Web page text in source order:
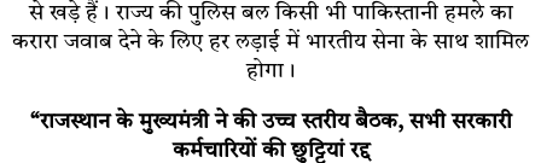
से खड़े हैं। राज्य की पुलिस बल किसी भी पाकिस्तानी हमले का
करारा जवाब देने के लिए हर लड़ाई में भारतीय सेना के साथ शामिल
होगा।
“राजस्थान के मुख्यमंत्री ने की उच्च स्तरीय बैठक, सभी सरकारी
कर्मचारियों की छुट्टियां रद्द